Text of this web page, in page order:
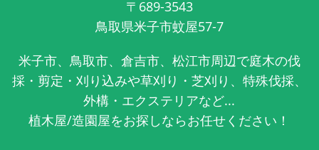
〒689-3543
鳥取県米子市蚊屋57-7
米子市、鳥取市、倉吉市、松江市周辺で庭木の伐
採・剪定・刈り込みや草刈り・芝刈り、特殊伐採、
外構・エクステリアなど...
植木屋/造園屋をお探しならお任せください！